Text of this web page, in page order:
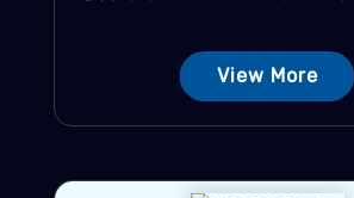
View More